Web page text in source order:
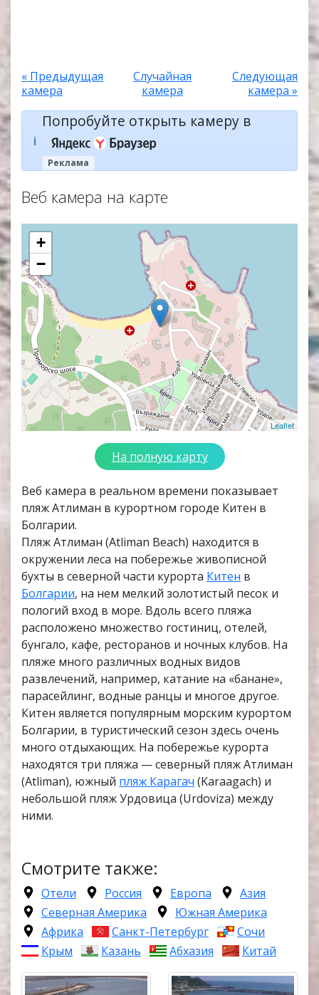
« Предыдущая
камера
Случайная
камера
Следующая
камера »
ℹ️
Попробуйте открыть камеру в
Реклама
Веб камера на карте
+
−
Leaflet
На полную карту
Веб камера в реальном времени показывает
пляж Атлиман в курортном городе Китен в
Болгарии.
Пляж Атлиман (Atliman Beach) находится в
окружении леса на побережье живописной
бухты в северной части курорта Китен в
Болгарии, на нем мелкий золотистый песок и
пологий вход в море. Вдоль всего пляжа
расположено множество гостиниц, отелей,
бунгало, кафе, ресторанов и ночных клубов. На
пляже много различных водных видов
развлечений, например, катание на «банане»,
парасейлинг, водные ранцы и многое другое.
Китен является популярным морским курортом
Болгарии, в туристический сезон здесь очень
много отдыхающих. На побережье курорта
находятся три пляжа — северный пляж Атлиман
(Atliman), южный пляж Карагач (Karaagach) и
небольшой пляж Урдовица (Urdoviza) между
ними.
Смотрите также:
Отели Россия Европа
Азия
Северная Америка
Южная Америка
Африка
Санкт-Петербург
Сочи
Крым
Казань Абхазия Китай